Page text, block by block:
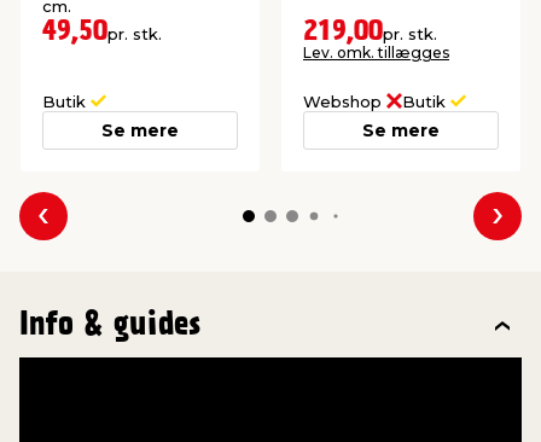
cm.
49,50pr. stk.
Butik
Se mere
219,00pr. stk.
Lev. omk. tillægges
Webshop Butik
Se mere
Forrige
Info & guides